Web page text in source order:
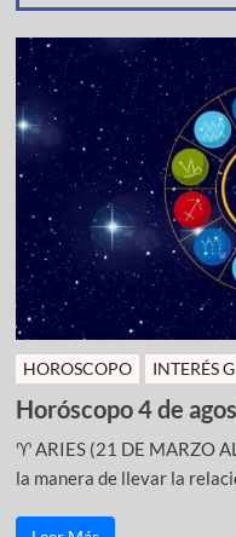
HOROSCOPO INTERÉS
Horóscopo 4 de
♈ ARIES (21 DE MARZO
la manera de llevar la